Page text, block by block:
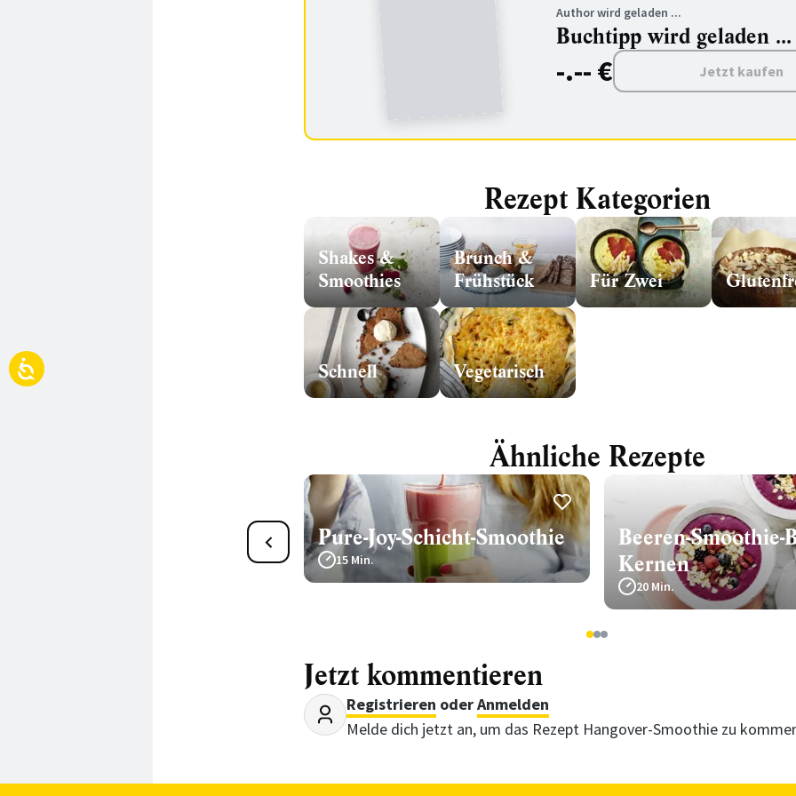
Author wird geladen ...
Buchtipp wird geladen ...
-.-- € Jetzt kaufen
Rezept Kategorien
Shakes &
Smoothies
Brunch &
Frühstück
Für Zwei
Schnell Vegetarisch
Ähnliche Rezepte
Pure-Joy-Schicht-Smoothie
15 Min.
Beeren-
Kernen
20 Min.
123
Jetzt kommentieren
Registrieren oderAnmelden
Melde dich jetzt an, um das Rezept Hangover-Smoothie zu